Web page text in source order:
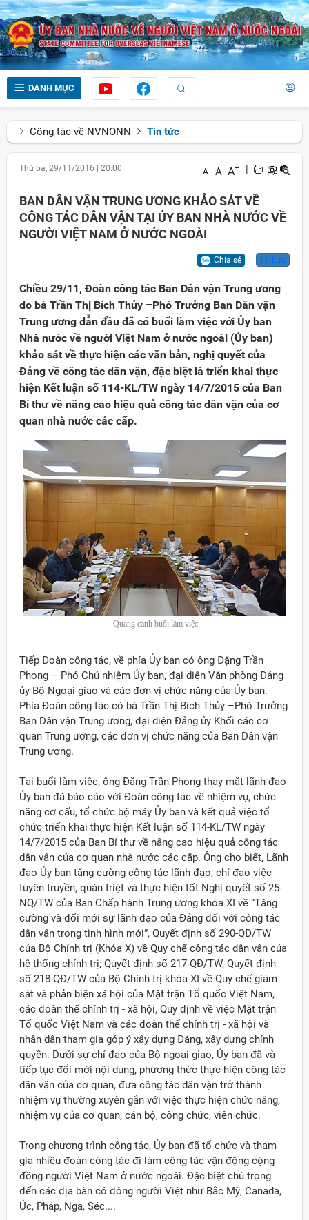
DANH MỤC
Việt Nam ở nước ngoài
Công tác về NVNONN Tin tức
Thứ ba, 29/11/2016 20:00 A- A A+ |
BAN DÂN VẬN TRUNG ƯƠNG KHẢO SÁT VỀ
CÔNG TÁC DÂN VẬN TẠI ỦY BAN NHÀ NƯỚC VỀ
NGƯỜI VIỆT NAM Ở NƯỚC NGOÀI
Chia sẻ Lưu
Chiều 29/11, Đoàn công tác Ban Dân vận Trung ương
do bà Trần Thị Bích Thủy –Phó Trưởng Ban Dân vận
Trung ương dẫn đầu đã có buổi làm việc với Ủy ban
Nhà nước về người Việt Nam ở nước ngoài (Ủy ban)
khảo sát về thực hiện các văn bản, nghị quyết của
Đảng về công tác dân vận, đặc biệt là triển khai thực
hiện Kết luận số 114-KL/TW ngày 14/7/2015 của Ban
Bí thư về nâng cao hiệu quả công tác dân vận của cơ
quan nhà nước các cấp.
Quang cảnh buổi làm việc
Tiếp Đoàn công tác, về phía Ủy ban có ông Đặng Trần
Phong – Phó Chủ nhiệm Ủy ban, đại diện Văn phòng Đảng
ủy Bộ Ngoại giao và các đơn vị chức năng của Ủy ban.
Phía Đoàn công tác có bà Trần Thị Bích Thủy –Phó Trưởng
Ban Dân vận Trung ương, đại diện Đảng ủy Khối các cơ
quan Trung ương, các đơn vị chức năng của Ban Dân vận
Trung ương.
Tại buổi làm việc, ông Đặng Trần Phong thay mặt lãnh đạo
Ủy ban đã báo cáo với Đoàn công tác về nhiệm vụ, chức
năng cơ cấu, tổ chức bộ máy Ủy ban và kết quả việc tổ
chức triển khai thực hiện Kết luận số 114-KL/TW ngày
14/7/2015 của Ban Bí thư về nâng cao hiệu quả công tác
dân vận của cơ quan nhà nước các cấp. Ông cho biết, Lãnh
đạo Ủy ban tăng cường công tác lãnh đạo, chỉ đạo việc
tuyên truyền, quán triệt và thực hiện tốt Nghị quyết số 25-
NQ/TW của Ban Chấp hành Trung ương khóa XI về “Tăng
cường và đổi mới sự lãnh đạo của Đảng đối với công tác
dân vận trong tình hình mới”, Quyết định số 290-QĐ/TW
của Bộ Chính trị (Khóa X) về Quy chế công tác dân vận của
hệ thống chính trị; Quyết định số 217-QĐ/TW, Quyết định
số 218-QĐ/TW của Bộ Chính trị khóa XI về Quy chế giám
sát và phản biện xã hội của Mặt trận Tổ quốc Việt Nam,
các đoàn thể chính trị - xã hội, Quy định về việc Mặt trận
Tổ quốc Việt Nam và các đoàn thể chính trị - xã hội và
nhân dân tham gia góp ý xây dựng Đảng, xây dựng chính
quyền. Dưới sự chỉ đạo của Bộ ngoại giao, Ủy ban đã và
tiếp tục đổi mới nội dung, phương thức thực hiện công tác
dân vận của cơ quan, đưa công tác dân vận trở thành
nhiệm vụ thường xuyên gắn với việc thực hiện chức năng,
nhiệm vụ của cơ quan, cán bộ, công chức, viên chức.
Trong chương trình công tác, Ủy ban đã tổ chức và tham
gia nhiều đoàn công tác đi làm công tác vận động cộng
đồng người Việt Nam ở nước ngoài. Đặc biệt chú trọng
đến các địa bàn có đông người Việt như Bắc Mỹ, Canada,
Úc, Pháp, Nga, Séc....